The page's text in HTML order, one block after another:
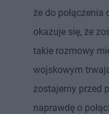
że do
okazuje się, że
takie rozmowy
wojskowym
zostajemy przed
naprawdę o